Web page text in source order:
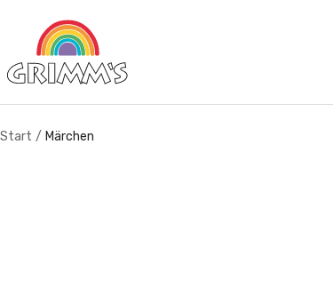
Inhalt
GRIMM'S
und
Holz
Design
Start Märchen